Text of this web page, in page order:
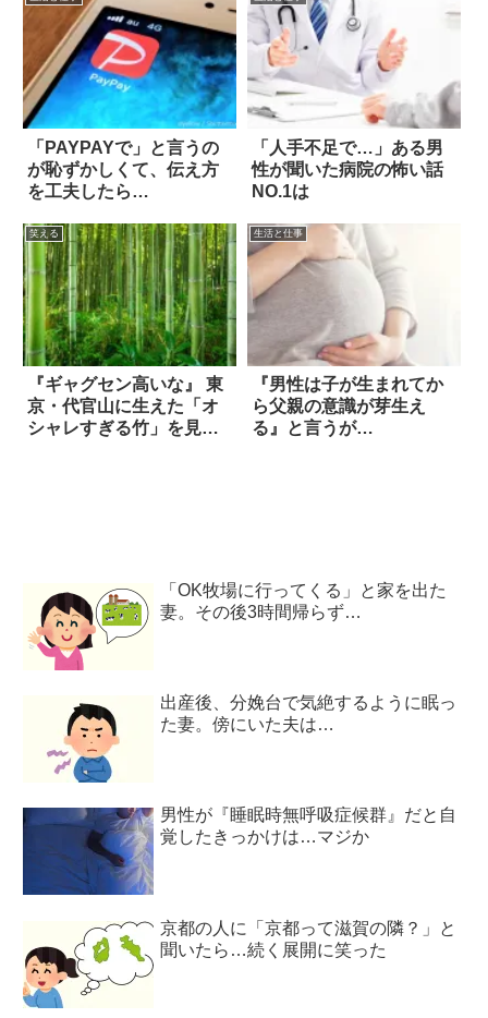
「PAYPAYで」と言うの
が恥ずかしくて、伝え方
を工夫したら…
「人手不足で…」ある男
性が聞いた病院の怖い話
NO.1は
笑える
『ギャグセン高いな』 東
京・代官山に生えた「オ
シャレすぎる竹」を見て
生活と仕事
『男性は子が生まれてか
ら父親の意識が芽生え
る』と言うが…
「OK牧場に行ってくる」と家を出た
妻。その後3時間帰らず…
出産後、分娩台で気絶するように眠っ
た妻。傍にいた夫は…
男性が『睡眠時無呼吸症候群』だと自
覚したきっかけは…マジか
京都の人に「京都って滋賀の隣？」と
聞いたら…続く展開に笑った